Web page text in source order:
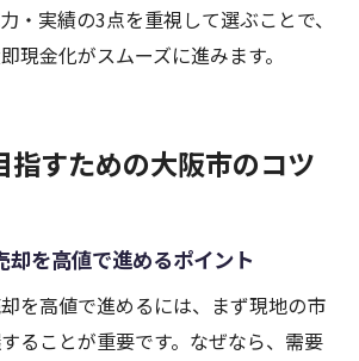
・実績の3点を重視して選ぶことで、
現金化がスムーズに進みます。
指すための大阪市のコツ
却を高値で進めるポイント
を高値で進めるには、まず現地の市
ることが重要です。なぜなら、需要